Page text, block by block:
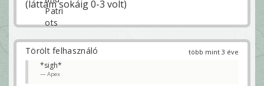
(láttam sokáig 0-3 volt)
több mint 3 éve
Törölt felhasználó
*sigh*
Apex